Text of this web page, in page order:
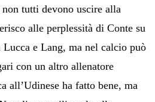
tutti devono uscire alla
alle perplessità di Conte su
e Lang, ma nel calcio può
con un altro allenatore
all’Udinese ha fatto bene, ma